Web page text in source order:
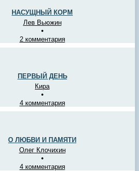
НАСУЩНЫЙ КОРМ
Лев Вьюжин
•
2 комментария
ПЕРВЫЙ ДЕНЬ
Кира
•
4 комментария
О ЛЮБВИ И ПАМЯТИ
Олег Клочихин
•
4 комментария